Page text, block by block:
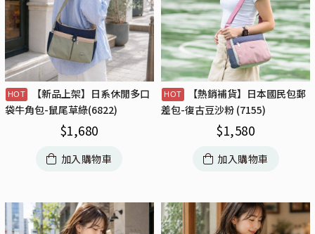
【新品上架】日系休閒多口
袋牛角包-鼠尾草綠(6822)
$1,680
加入購物車
【熱銷補貨】日本國民包郵
差包-復古豆沙粉 (7155)
$1,580
加入購物車